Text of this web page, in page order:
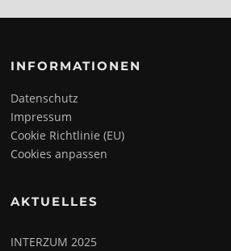
INFORMATIONEN
Datenschutz
Impressum
Cookie Richtlinie (EU)
Cookies anpassen
AKTUELLES
INTERZUM 2025